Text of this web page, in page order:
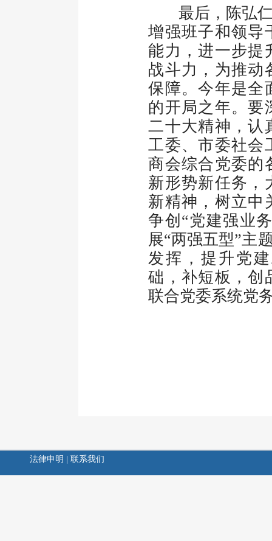
最后，陈弘仁
增强班子和领导
能力，进一步提
战斗力，为推动
保障。今年是全
的开局之年。要
二十大精神，认
工委、市委社会
商会综合党委的
新形势新任务，
新精神，树立中
争创“党建强业
展“两强五型”主
发挥，提升党
础，补短板，创
联合党委系统党
法律申明 联系我们